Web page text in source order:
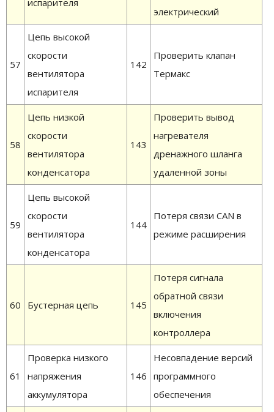
электрический
57
Цепь высокой
скорости
вентилятора
испарителя
142
Проверить клапан
Термакс
58
Цепь низкой
скорости
вентилятора
конденсатора
143
Проверить вывод
нагревателя
дренажного шланга
удаленной зоны
59
Цепь высокой
скорости
вентилятора
конденсатора
144
Потеря связи CAN в
режиме расширения
60 Бустерная цепь 145
Потеря сигнала
обратной связи
включения
контроллера
61
Проверка низкого
напряжения
аккумулятора
146
Несовпадение версий
программного
обеспечения